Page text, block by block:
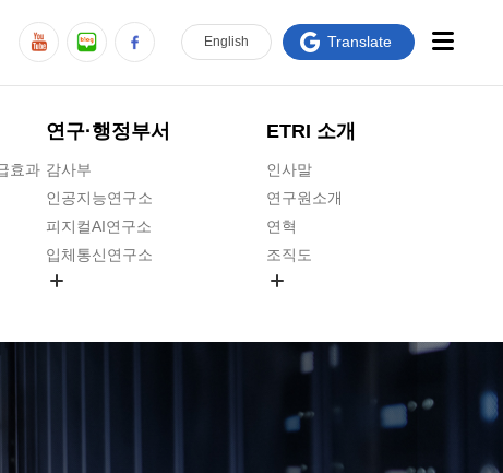
효과
연구·행정부서
감사부
인공지능연구소
피지컬AI연구소
입체통신연구소
ETRI 소개
인사말
연구원소개
연혁
조직도
연구원 고객헌장
주요업무연락처
English Translate